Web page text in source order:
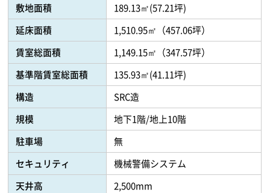
敷地面積
189.13㎡(57.21坪)
延床面積
1,510.95㎡（457.06坪）
賃室総面積
1,149.15㎡（347.57坪）
基準階賃室総面積
135.93㎡(41.11坪)
構造
SRC造
規模
地下1階/地上10階
駐車場
無
セキュリティ
機械警備システム
天井高
2,500mm